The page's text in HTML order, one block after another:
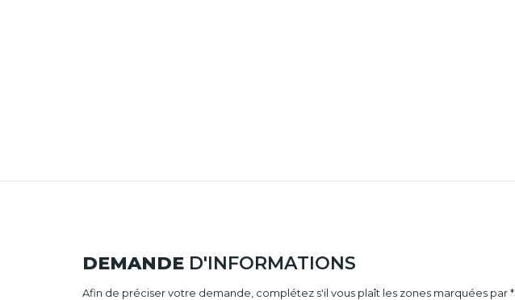
DEMANDE D'INFORMATIONS
Afin de préciser votre demande, complétez s'il vous plaît les zones marquées par *